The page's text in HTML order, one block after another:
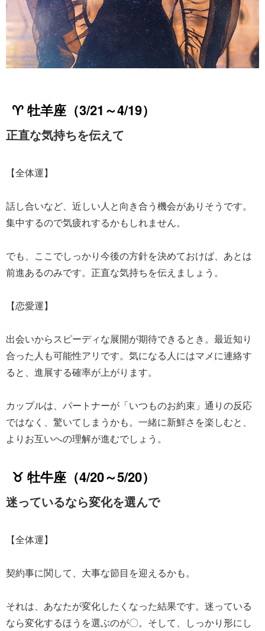
♈ 牡羊座（3/21～4/19）
正直な気持ちを伝えて
【全体運】
話し合いなど、近しい人と向き合う機会がありそうです。
集中するので気疲れするかもしれません。
でも、ここでしっかり今後の方針を決めておけば、あとは
前進あるのみです。正直な気持ちを伝えましょう。
【恋愛運】
出会いからスピーディな展開が期待できるとき。最近知り
合った人も可能性アリです。気になる人にはマメに連絡す
ると、進展する確率が上がります。
カップルは、パートナーが「いつものお約束」通りの反応
ではなく、驚いてしまうかも。一緒に新鮮さを楽しむと、
よりお互いへの理解が進むでしょう。
♉ 牡牛座（4/20～5/20）
迷っているなら変化を選んで
【全体運】
契約事に関して、大事な節目を迎えるかも。
それは、あなたが変化したくなった結果です。迷っている
なら変化するほうを選ぶのが〇。そして、しっかり形にし